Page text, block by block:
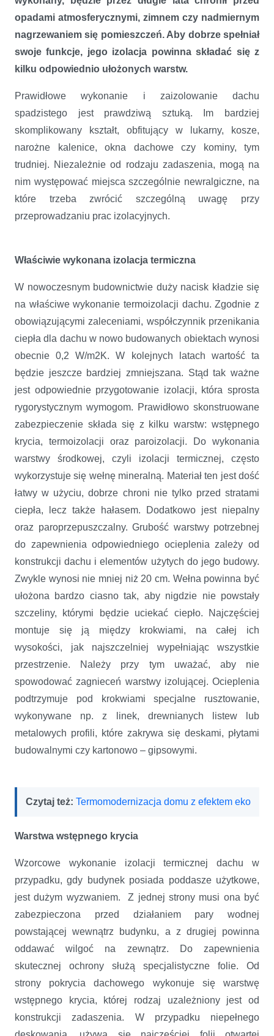
opadami atmosferycznymi, zimnem czy nadmiernym
nagrzewaniem się pomieszczeń. Aby dobrze spełniał
swoje funkcje, jego izolacja powinna składać się z
kilku odpowiednio ułożonych warstw.
Prawidłowe wykonanie i zaizolowanie dachu
spadzistego jest prawdziwą sztuką. Im bardziej
skomplikowany kształt, obfitujący w lukarny, kosze,
narożne kalenice, okna dachowe czy kominy, tym
trudniej. Niezależnie od rodzaju zadaszenia, mogą na
nim występować miejsca szczególnie newralgiczne, na
które trzeba zwrócić szczególną uwagę przy
przeprowadzaniu prac izolacyjnych.
Właściwie wykonana izolacja termiczna
W nowoczesnym budownictwie duży nacisk kładzie się
na właściwe wykonanie termoizolacji dachu. Zgodnie z
obowiązującymi zaleceniami, współczynnik przenikania
ciepła dla dachu w nowo budowanych obiektach wynosi
obecnie 0,2 W/m2K. W kolejnych latach wartość ta
będzie jeszcze bardziej zmniejszana. Stąd tak ważne
jest odpowiednie przygotowanie izolacji, która sprosta
rygorystycznym wymogom. Prawidłowo skonstruowane
zabezpieczenie składa się z kilku warstw: wstępnego
krycia, termoizolacji oraz paroizolacji. Do wykonania
warstwy środkowej, czyli izolacji termicznej, często
wykorzystuje się wełnę mineralną. Materiał ten jest dość
łatwy w użyciu, dobrze chroni nie tylko przed stratami
ciepła, lecz także hałasem. Dodatkowo jest niepalny
oraz paroprzepuszczalny. Grubość warstwy potrzebnej
do zapewnienia odpowiedniego ocieplenia zależy od
konstrukcji dachu i elementów użytych do jego budowy.
Zwykle wynosi nie mniej niż 20 cm. Wełna powinna być
ułożona bardzo ciasno tak, aby nigdzie nie powstały
szczeliny, którymi będzie uciekać ciepło. Najczęściej
montuje się ją między krokwiami, na całej ich
wysokości, jak najszczelniej wypełniając wszystkie
przestrzenie. Należy przy tym uważać, aby nie
spowodować zagnieceń warstwy izolującej. Ocieplenia
podtrzymuje pod krokwiami specjalne rusztowanie,
wykonywane np. z linek, drewnianych listew lub
metalowych profili, które zakrywa się deskami, płytami
budowalnymi czy kartonowo – gipsowymi.
Czytaj też: Termomodernizacja domu z efektem eko
Warstwa wstępnego krycia
Wzorcowe wykonanie izolacji termicznej dachu w
przypadku, gdy budynek posiada poddasze użytkowe,
jest dużym wyzwaniem. Z jednej strony musi ona być
zabezpieczona przed działaniem pary wodnej
powstającej wewnątrz budynku, a z drugiej powinna
oddawać wilgoć na zewnątrz. Do zapewnienia
skutecznej ochrony służą specjalistyczne folie. Od
strony pokrycia dachowego wykonuje się warstwę
wstępnego krycia, której rodzaj uzależniony jest od
konstrukcji zadaszenia. W przypadku niepełnego